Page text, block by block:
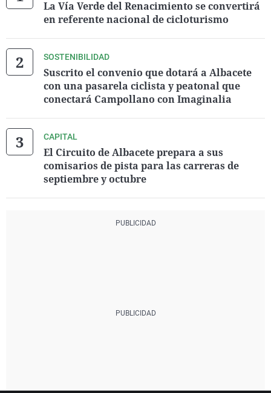
La Vía Verde del Renacimiento se convertirá
en referente nacional de cicloturismo
SOSTENIBILIDAD
Suscrito el convenio que dotará a Albacete
con una pasarela ciclista y peatonal que
conectará Campollano con Imaginalia
CAPITAL
El Circuito de Albacete prepara a sus
comisarios de pista para las carreras de
septiembre y octubre